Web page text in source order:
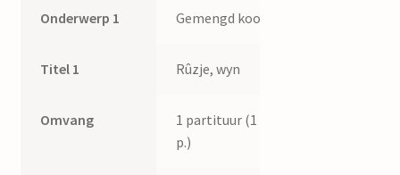
Onderwerp 1 Gemengd koor
Titel 1 Rûzje, wyn
Omvang
1 partituur (1
p.)